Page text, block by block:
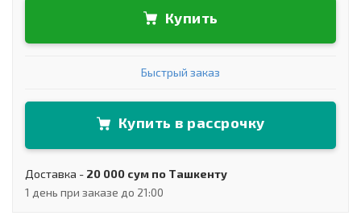
Купить
Быстрый заказ
Купить в рассрочку
Доставка - 20 000 сум по Ташкенту
1 день при заказе до 21:00